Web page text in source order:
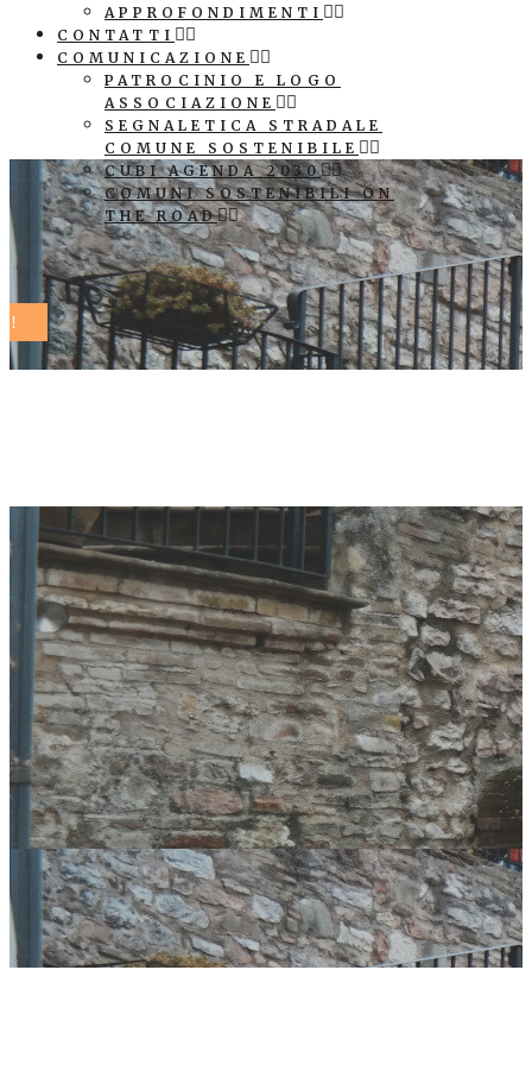
APPROFONDIMENTI
CONTATTI
COMUNICAZIONE
PATROCINIO E LOGO
ASSOCIAZIONE
SEGNALETICA STRADALE
COMUNE SOSTENIBILE
CUBI AGENDA 2030
COMUNI SOSTENIBILI ON
THE ROAD